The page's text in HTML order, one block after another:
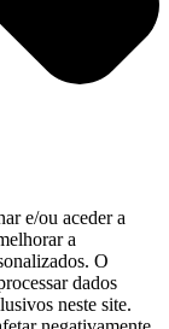
e/ou aceder a
a
O
dados
neste site.